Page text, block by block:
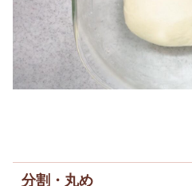
分割・丸め